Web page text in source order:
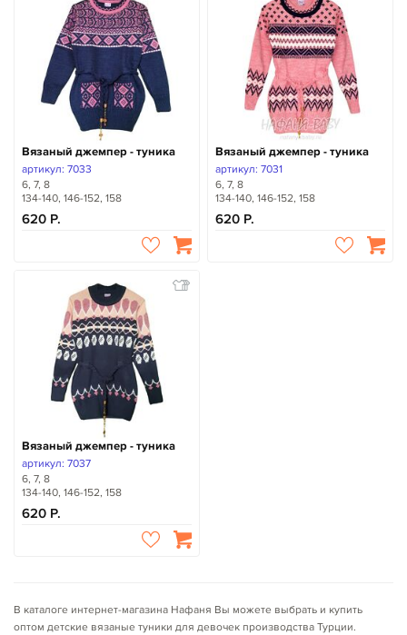
Вязаный джемпер - туника
артикул: 7033
6, 7, 8
134-140, 146-152, 158
620
Вязаный джемпер - туника
артикул: 7031
6, 7, 8
134-140, 146-152, 158
620
Вязаный джемпер - туника
артикул: 7037
6, 7, 8
134-140, 146-152, 158
620
В каталоге интернет-магазина Нафаня Вы можете выбрать и купить
оптом детские вязаные туники для девочек производства Турции.